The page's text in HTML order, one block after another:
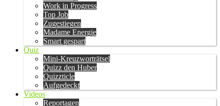
Work in Progress
Top Job
Zugestiegen
Madame Energie
Smart gespart
Quiz
Mini-Kreuzworträtsel
Quizz den Huber
Quizzticle
Aufgedeckt
Videos
Reportagen